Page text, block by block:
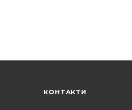
КОНТАКТИ